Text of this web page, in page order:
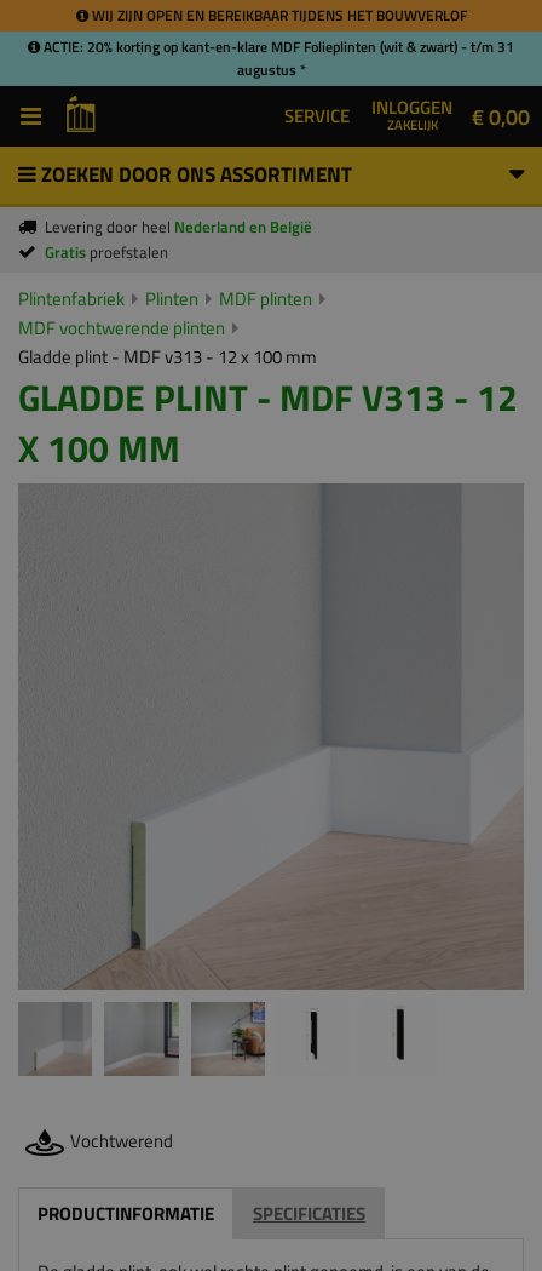
WIJ ZIJN OPEN EN BEREIKBAAR TIJDENS HET BOUWVERLOF
ACTIE: 20% korting op kant-en-klare MDF Folieplinten (wit & zwart) - t/m 31
augustus *
SERVICE INLOGGEN
ZAKELIJK € 0,00
ZOEKEN DOOR ONS ASSORTIMENT
Levering door heel Nederland en België
Gratis proefstalen
Plintenfabriek Plinten
MDF plinten
MDF vochtwerende plinten
Gladde plint - MDF v313 - 12 x 100 mm
GLADDE PLINT - MDF V313 - 12
X 100 MM
Vochtwerend
PRODUCTINFORMATIE SPECIFICATIES